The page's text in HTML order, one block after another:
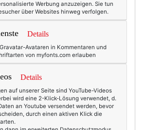
,modeschmuck,mytheresa.com
28. Juli 2009 um 11:06
schlichten schwarzen Kleid.
Werbung anzuzeigen. Sie tun
über Websites hinweg verfolgen.
Details
Avataren in Kommentaren und
von myfonts.com erlauben
Details
auf unserer Seite sind YouTube-Videos
wird eine 2-Klick-Lösung verwendet, d.
an Youtube versendet werden, bevor
durch einen aktiven Klick die